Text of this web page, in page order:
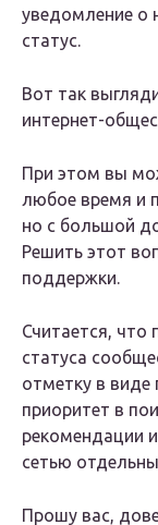
уведомление о
статус.
Вот так
интернет-
При этом вы
любое время и
но с большой
Решить этот
поддержки.
Считается, что
статуса
отметку в виде
приоритет в
рекомендации
сетью
Прошу вас,